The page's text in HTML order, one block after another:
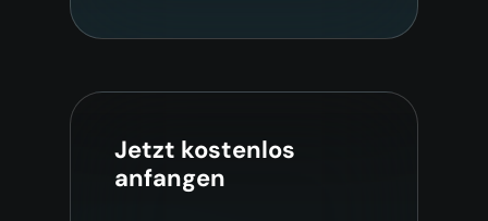
Jetzt kostenlos
anfangen